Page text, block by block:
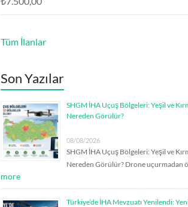
Tüm İlanlar
Son Yazılar
SHGM İHA Uçuş Bölgeleri: Yeşil ve
Nereden Görülür?
08/08/2026
SHGM İHA Uçuş Bölgeleri: Yeşil ve
Nereden Görülür? Drone uçurmadan
more
Türkiye’de İHA Mevzuatı Yenilendi: